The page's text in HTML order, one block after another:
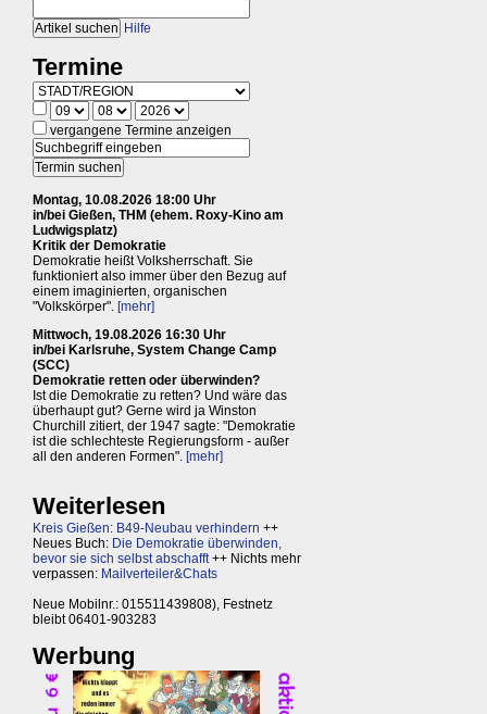
Hilfe
Termine
vergangene Termine anzeigen
Montag, 10.08.2026 18:00 Uhr
in/bei Gießen, THM (ehem. Roxy-Kino am
Ludwigsplatz)
Kritik der Demokratie
Demokratie heißt Volksherrschaft. Sie
funktioniert also immer über den Bezug auf
einem imaginierten, organischen
"Volkskörper". [mehr]
Mittwoch, 19.08.2026 16:30 Uhr
in/bei Karlsruhe, System Change Camp
(SCC)
Demokratie retten oder überwinden?
Ist die Demokratie zu retten? Und wäre das
überhaupt gut? Gerne wird ja Winston
Churchill zitiert, der 1947 sagte: "Demokratie
ist die schlechteste Regierungsform - außer
all den anderen Formen". [mehr]
Weiterlesen
Kreis Gießen: B49-Neubau verhindern ++
Neues Buch: Die Demokratie überwinden,
bevor sie sich selbst abschafft++ Nichts mehr
verpassen: Mailverteiler&Chats
Neue Mobilnr.: 015511439808), Festnetz
bleibt 06401-903283
Werbung